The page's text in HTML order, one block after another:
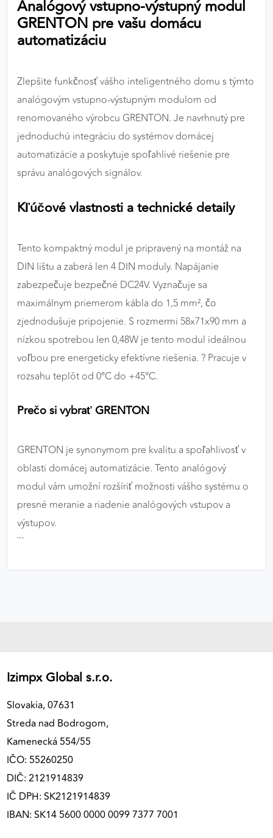
Analógový vstupno-výstupný modul
GRENTON pre vašu domácu
automatizáciu
Zlepšite funkčnosť vášho inteligentného domu s týmto
analógovým vstupno-výstupným modulom od
renomovaného výrobcu GRENTON. Je navrhnutý pre
jednoduchú integráciu do systémov domácej
automatizácie a poskytuje spoľahlivé riešenie pre
správu analógových signálov.
Kľúčové vlastnosti a technické detaily
Tento kompaktný modul je pripravený na montáž na
DIN lištu a zaberá len 4 DIN moduly. Napájanie
zabezpečuje bezpečné DC24V. Vyznačuje sa
maximálnym priemerom kábla do 1,5 mm², čo
zjednodušuje pripojenie. S rozmermi 58x71x90 mm a
nízkou spotrebou len 0,48W je tento modul ideálnou
voľbou pre energeticky efektívne riešenia. ?️ Pracuje v
rozsahu teplôt od 0°C do +45°C.
Prečo si vybrať GRENTON
GRENTON je synonymom pre kvalitu a spoľahlivosť v
oblasti domácej automatizácie. Tento analógový
modul vám umožní rozšíriť možnosti vášho systému o
presné meranie a riadenie analógových vstupov a
výstupov.
```
Izimpx Global s.r.o.
Slovakia, 07631
Streda nad Bodrogom,
Kamenecká 554/55
IČO: 55260250
DIČ: 2121914839
IČ DPH: SK2121914839
IBAN: SK14 5600 0000 0099 7377 7001
výkon a funkčnosť našich stránok.
Google Analytics
MARKETINGOVÉ COOKIES
Marketingové cookies sa používajú na sledovanie
stránkami. Umožňujú nám a našim partnerom
zobrazovať cielenú a relevantnú reklamu, a to na
Poskytovateľ: Google